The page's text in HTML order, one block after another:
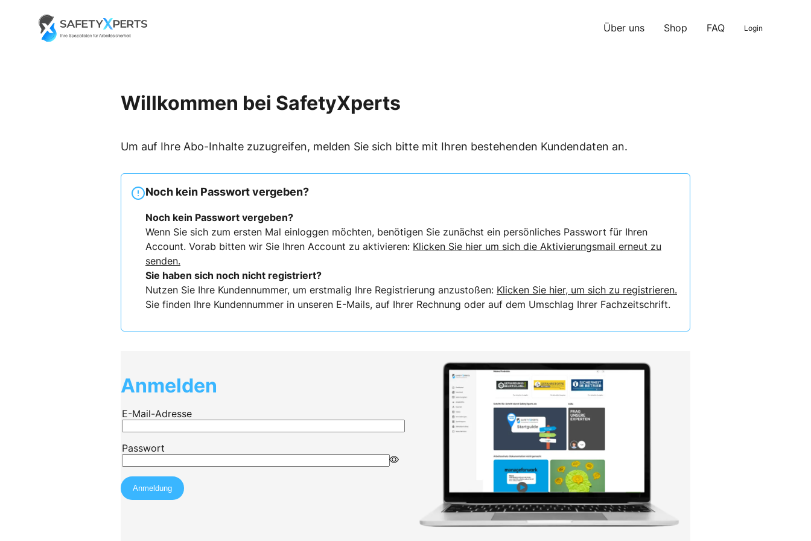
Go to landing page.
Über uns Shop FAQ Login
Willkommen bei SafetyXperts
Um auf Ihre Abo-Inhalte zuzugreifen, melden Sie sich bitte mit Ihren bestehenden Kundendaten an.
Noch kein Passwort vergeben?
Noch kein Passwort vergeben?
Wenn Sie sich zum ersten Mal einloggen möchten, benötigen Sie zunächst ein persönliches Passwort für Ihren
Account. Vorab bitten wir Sie Ihren Account zu aktivieren: Klicken Sie hier um sich die Aktivierungsmail erneut zu
senden.
Sie haben sich noch nicht registriert?
Nutzen Sie Ihre Kundennummer, um erstmalig Ihre Registrierung anzustoßen: Klicken Sie hier, um sich zu registrieren.
Sie finden Ihre Kundennummer in unseren E-Mails, auf Ihrer Rechnung oder auf dem Umschlag Ihrer Fachzeitschrift.
Anmelden